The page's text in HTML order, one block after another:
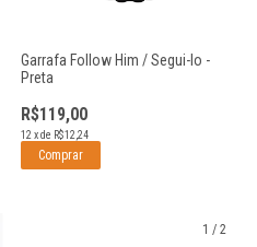
Garrafa Follow Him / Segui-lo -
Preta
R$119,00
12 xde R$12,24
1 / 2